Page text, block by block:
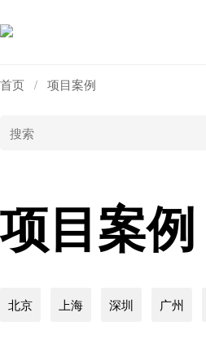
首页 / 项目案例
项目案例
北京 上海 深圳 广州